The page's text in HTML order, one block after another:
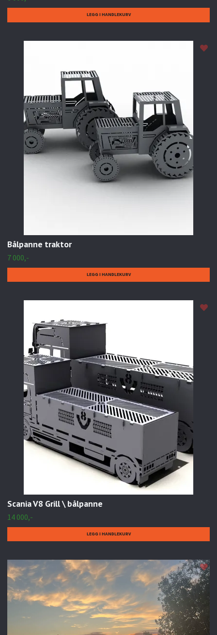
Bålpanne traktor
7 000,-
LEGG I HANDLEKURV
Scania V8 Grill \ bålpanne
14 000,-
LEGG I HANDLEKURV